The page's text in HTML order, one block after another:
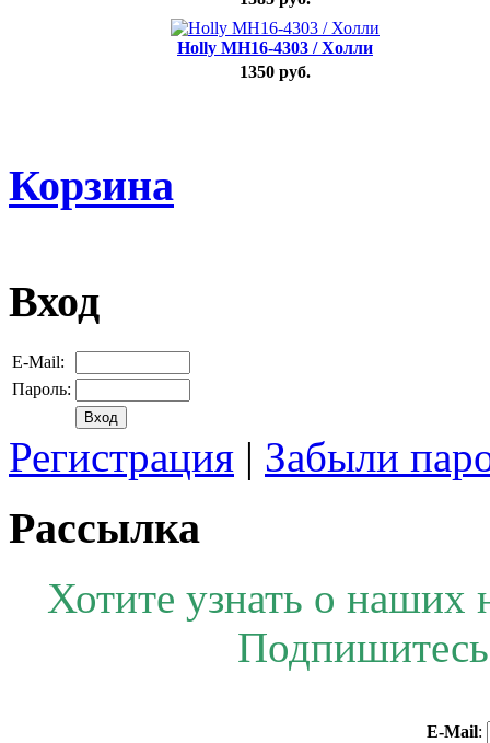
Holly MH16-4303 / Холли
1350 руб.
Корзина
Вход
E-Mail:
Пароль:
Регистрация | Забыли
Рассылка
Хотите узнать о наших
E-Mail: